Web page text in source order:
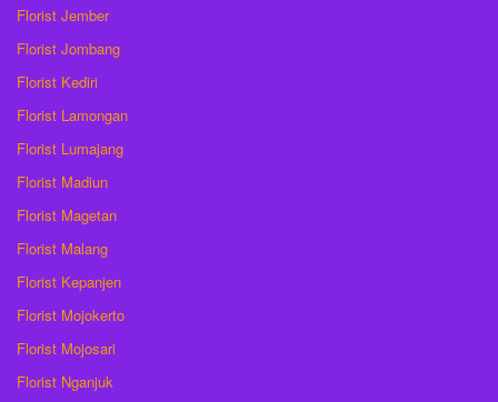
Florist Jember
Florist Jombang
Florist Kediri
Florist Lamongan
Florist Lumajang
Florist Madiun
Florist Magetan
Florist Malang
Florist Kepanjen
Florist Mojokerto
Florist Mojosari
Florist Nganjuk